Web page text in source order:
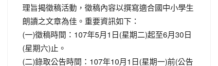
理旨揭徵稿活動，徵稿內容以撰寫適合國中小學生
朗讀之文章為佳。重要資訊如下：
(一)徵稿時間：107年5月1日(星期二)起至6月30日
(星期六)止。
(二)錄取公告時間：107年10月1日(星期一)前(公告